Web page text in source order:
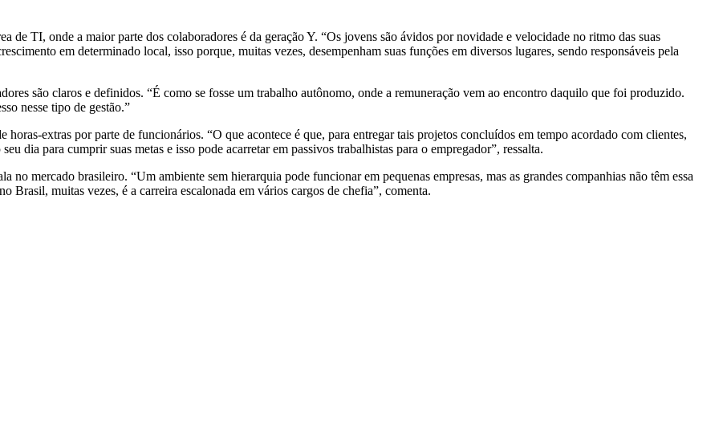
de TI, onde a maior parte dos colaboradores é da geração Y. “Os jovens são ávidos por novidade e velocidade no ritmo das suas
em determinado local, isso porque, muitas vezes, desempenham suas funções em diversos lugares, sendo responsáveis pela
são claros e definidos. “É como se fosse um trabalho autônomo, onde a remuneração vem ao encontro daquilo que foi produzido.
nesse tipo de gestão.”
extras por parte de funcionários. “O que acontece é que, para entregar tais projetos concluídos em tempo acordado com clientes,
dia para cumprir suas metas e isso pode acarretar em passivos trabalhistas para o empregador”, ressalta.
mercado brasileiro. “Um ambiente sem hierarquia pode funcionar em pequenas empresas, mas as grandes companhias não têm essa
muitas vezes, é a carreira escalonada em vários cargos de chefia”, comenta.